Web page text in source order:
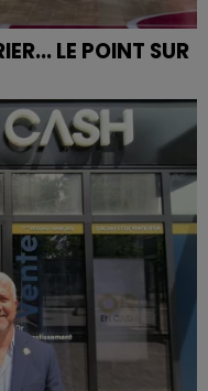
LE POINT SUR